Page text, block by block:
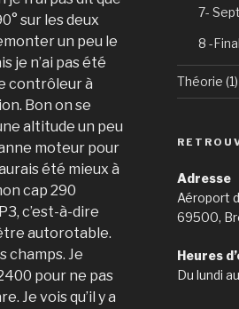
sur les deux
un peu le
je n’ai pas été
contrôleur à
Bon on se
altitude un peu
moteur pour
été mieux à
cap 290
c’est-à-dire
autorotable.
champs. Je
pour ne pas
Je vois qu’il y a
7-
8 -Final
Théorie (1)
Adresse
Aéroport
69500,
Heures
Du lundi